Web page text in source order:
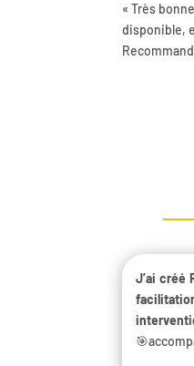
« Très
disponible,
J’ai créé